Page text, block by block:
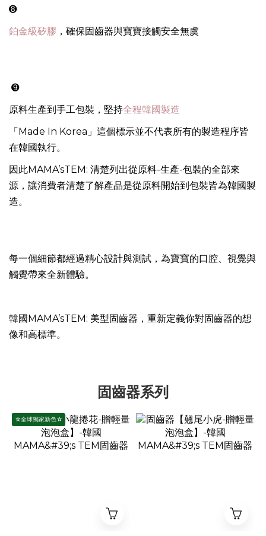
➑
鉑金級矽膠 ，確保固齒器與寶寶接觸安全無虞
➒
原料生產到手工包裝，堅持全程韓國製造
「Made In Korea」這個標示並不代表所有的製造程序皆
在韓國執行。
因此MAMA’sTEM: 清楚列出從原料-生產-包裝的全部來
源，讓消費者清楚了解產品是從原料開始到包裝皆為韓國製
造。
每一個細節都經過精心設計與測試，為寶寶的口腔、視覺與
觸覺帶來全新體驗。
韓國MAMA’sTEM: 美型固齒器，重新定義你對固齒器的想
像和高標準。
固齒器系列
☆全球獨家新色☆